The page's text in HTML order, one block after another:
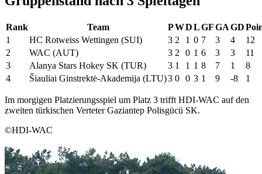
Rank Team PWDLGFGAGD
1
HC Rotweiss Wettingen (SUI) 3 2 1 0 7 3 4
12
2
WAC (AUT) 3 2 0 1 6 3 3
11
3
Alanya Stars Hokey SK (TUR) 3 1 1 1 8 7 1
8
4
Šiauliai Ginstrektė-Akademija (LTU)3 0 0 3 1 9 -8 1
Im morgigen Platzierungsspiel um Platz 3 trifft HDI-WAC auf den
zweiten türkischen Verteter Gaziantep Polisgücü SK.
©HDI-WAC